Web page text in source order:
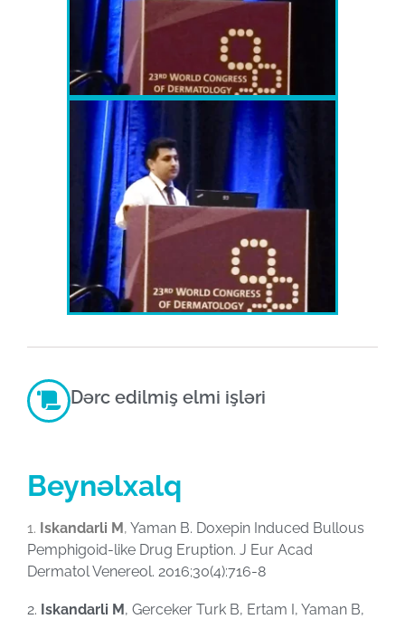
Dərc edilmiş elmi işləri
Beynəlxalq
1. Iskandarli M, Yaman B. Doxepin Induced Bullous
Pemphigoid-like Drug Eruption. J Eur Acad
Dermatol Venereol. 2016;30(4):716-8
2. Iskandarli M, Gerceker Turk B, Ertam I, Yaman B,